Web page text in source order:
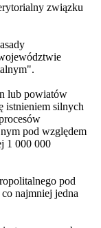
związku
lub powiatów
istnieniem silnych
pod względem
1 000 000
pod
najmniej jedna